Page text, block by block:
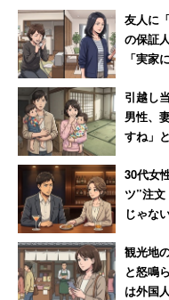
いの!?」休日なのに言われた
【前編】
友人に
の保証
「実家
引越し
男性、
すね」
30代女
ツ”注
じゃな
観光地
と怒鳴
は外国